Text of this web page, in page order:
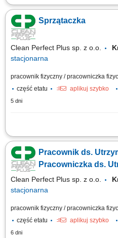
Praca pięć dni w tygodniu od
13.00- 21.00 Zakres prac: sprzątanie
pomieszczeń socjalnych, kuchni,
Sprzątaczka
Clean Perfect Plus sp. z o.o.
stacjonarna
pracownik fizyczny / pracowniczka
część etatu
aplikuj szybko
5 dni
Opis stanowiska Codzienne
zamiatanie i mycie podłóg różnego
oraz segregacja odpadów.
materiałów eksploatacyjnych. Dbanie
używanego sprzętu sprzątającego.
Pracownik ds.
Pracowniczka ds.
Clean Perfect Plus sp. z o.o.
stacjonarna
pracownik fizyczny / pracowniczka
część etatu
aplikuj szybko
6 dni